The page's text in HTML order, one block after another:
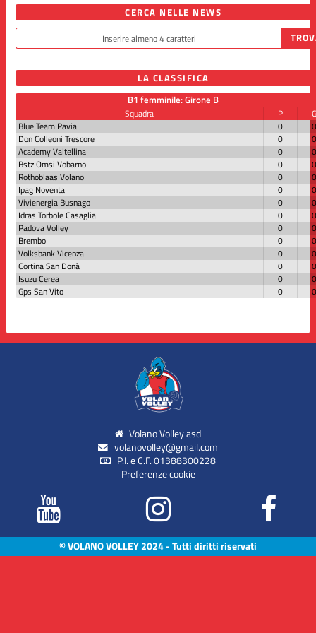
CERCA NELLE NEWS
LA CLASSIFICA
B1 femminile: Girone B
Squadra P
Blue Team Pavia
0
Don Colleoni Trescore
0
Academy Valtellina
0
Bstz Omsi Vobarno
0
Rothoblaas Volano
0
Ipag Noventa
0
Vivienergia Busnago
0
Idras Torbole Casaglia
0
Padova Volley
0
Brembo
0
Volksbank Vicenza
0
Cortina San Donà
0
Isuzu Cerea
0
Gps San Vito
0
Volano Volley asd
volanovolley@gmail.com
P.I. e C.F. 01388300228
Preferenze cookie
© VOLANO VOLLEY 2024 - Tutti diritti riservati